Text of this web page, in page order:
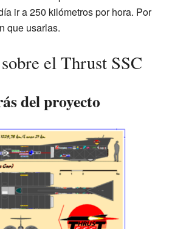
ir a 250 kilómetros por hora. Por
que usarlas.
el Thrust SSC
del proyecto